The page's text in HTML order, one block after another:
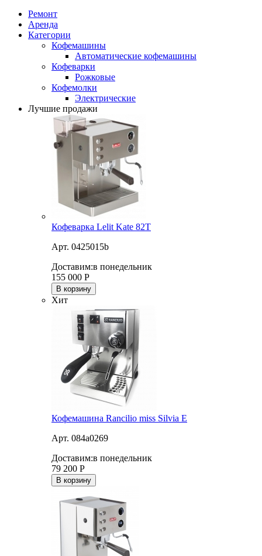
Ремонт
Аренда
Категории
Кофемашины
Автоматические кофемашины
Кофеварки
Рожковые
Кофемолки
Электрические
Лучшие продажи
Кофеварка Lelit Kate 82T
Арт. 0425015b
Доставим:в понедельник
155 000 Р
В корзину
Хит
Кофемашина Rancilio miss Silvia E
Арт. 084a0269
Доставим:в понедельник
79 200 Р
В корзину